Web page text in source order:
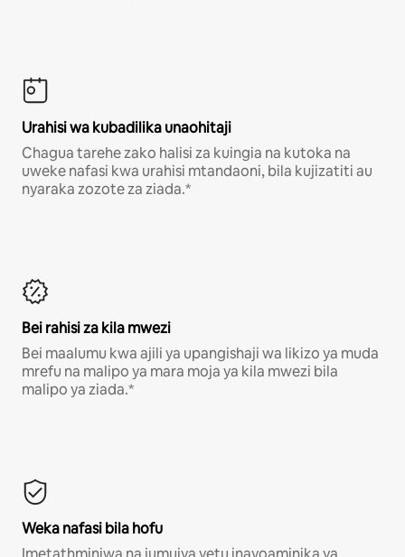
Urahisi wa kubadilika unaohitaji
Chagua tarehe zako halisi za kuingia na kutoka na
uweke nafasi kwa urahisi mtandaoni, bila kujizatiti au
nyaraka zozote za ziada.*
Bei rahisi za kila mwezi
Bei maalumu kwa ajili ya upangishaji wa likizo ya muda
mrefu na malipo ya mara moja ya kila mwezi bila
malipo ya ziada.*
Weka nafasi bila hofu